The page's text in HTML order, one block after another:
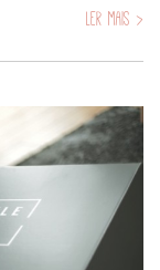
Ler mais >